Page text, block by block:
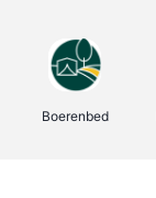
Boerenbed